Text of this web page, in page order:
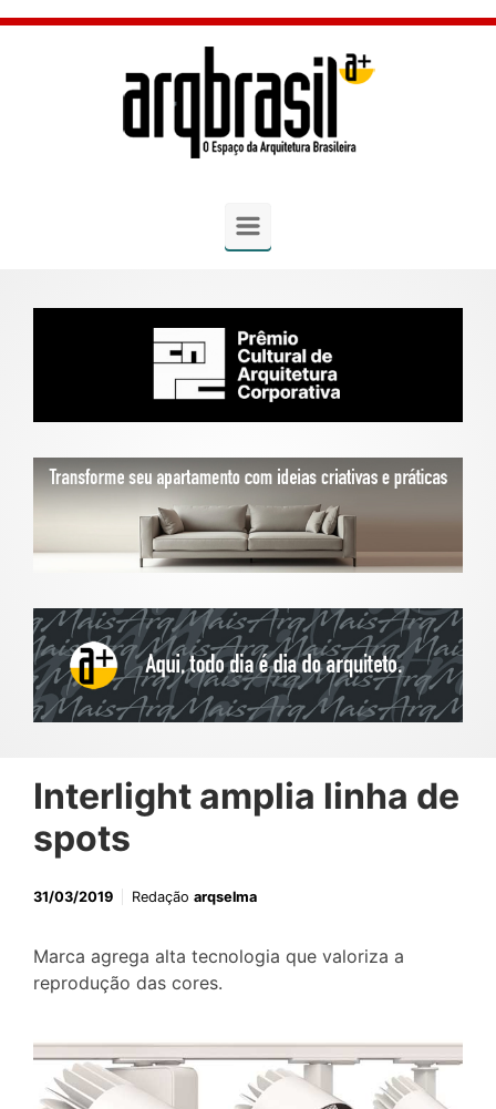
Skip to main content
Interlight amplia linha de
spots
31/03/2019 Redação arqselma
Marca agrega alta tecnologia que valoriza a
reprodução das cores.